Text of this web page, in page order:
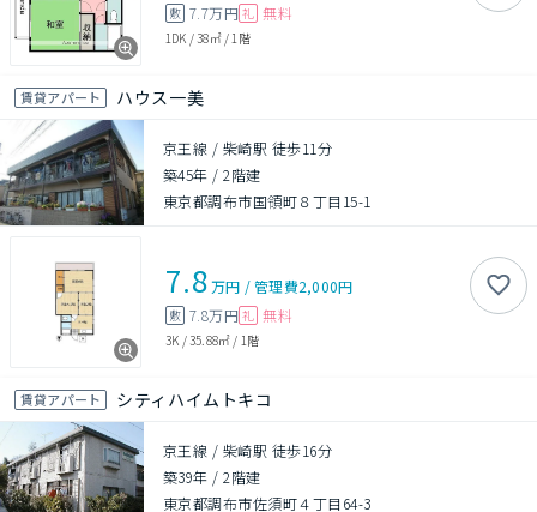
敷 7.7万円 礼 無料
1DK /38㎡/ 1階
賃貸アパート ハウス一美
京王線 / 柴崎駅 徒歩11分
築45年 /2階建
東京都調布市国領町８丁目15-1
7.8万円 /管理費2,000円
敷 7.8万円 礼 無料
3K /35.88㎡ / 1階
賃貸アパート シティハイムトキコ
京王線 / 柴崎駅 徒歩16分
築39年 /2階建
東京都調布市佐須町４丁目64-3